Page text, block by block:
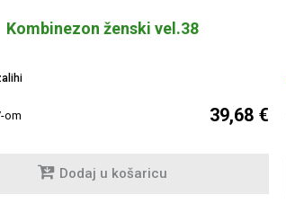
Kombinezon ženski vel.38
om 39,68 €
Dodaj u košaricu